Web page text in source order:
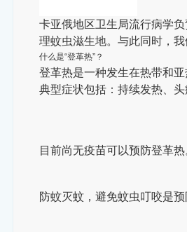
卡亚俄地区卫生局流行病学
理蚊虫滋生地。与此同时，
什么是“登革热”？
登革热是一种发生在热带和
典型症状包括：持续发热、
目前尚无疫苗可以预防登革热
防蚊灭蚊，避免蚊虫叮咬是